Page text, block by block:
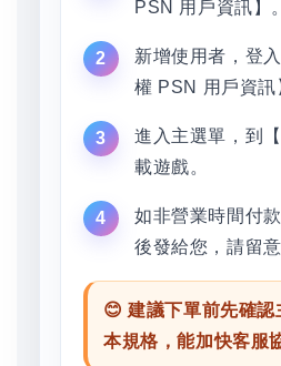
PSN 用戶資訊】。
新增使用者，登
權 PSN 用戶資訊
進入主選單，到
載遊戲。
如非營業時間付
後發給您，請留意
😊 建議下單前先確認
本規格，能加快客服